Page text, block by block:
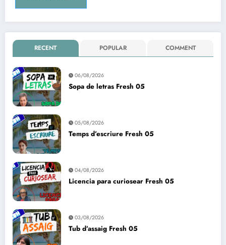
RECENT POPULAR COMMENT
06/08/2026
Sopa de letras Fresh 05
05/08/2026
Temps d’escriure Fresh 05
04/08/2026
Licencia para curiosear Fresh 05
03/08/2026
Tub d’assaig Fresh 05